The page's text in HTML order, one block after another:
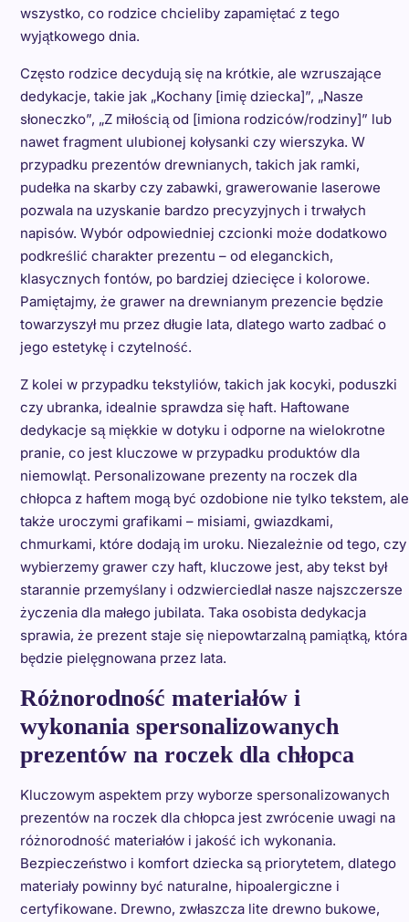
wszystko, co rodzice chcieliby zapamiętać z tego
wyjątkowego dnia.
Często rodzice decydują się na krótkie, ale wzruszające
dedykacje, takie jak „Kochany [imię dziecka]”, „Nasze
słoneczko”, „Z miłością od [imiona rodziców/rodziny]” lub
nawet fragment ulubionej kołysanki czy wierszyka. W
przypadku prezentów drewnianych, takich jak ramki,
pudełka na skarby czy zabawki, grawerowanie laserowe
pozwala na uzyskanie bardzo precyzyjnych i trwałych
napisów. Wybór odpowiedniej czcionki może dodatkowo
podkreślić charakter prezentu – od eleganckich,
klasycznych fontów, po bardziej dziecięce i kolorowe.
Pamiętajmy, że grawer na drewnianym prezencie będzie
towarzyszył mu przez długie lata, dlatego warto zadbać o
jego estetykę i czytelność.
Z kolei w przypadku tekstyliów, takich jak kocyki, poduszki
czy ubranka, idealnie sprawdza się haft. Haftowane
dedykacje są miękkie w dotyku i odporne na wielokrotne
pranie, co jest kluczowe w przypadku produktów dla
niemowląt. Personalizowane prezenty na roczek dla
chłopca z haftem mogą być ozdobione nie tylko tekstem, ale
także uroczymi grafikami – misiami, gwiazdkami,
chmurkami, które dodają im uroku. Niezależnie od tego, czy
wybierzemy grawer czy haft, kluczowe jest, aby tekst był
starannie przemyślany i odzwierciedlał nasze najszczersze
życzenia dla małego jubilata. Taka osobista dedykacja
sprawia, że prezent staje się niepowtarzalną pamiątką, która
będzie pielęgnowana przez lata.
Różnorodność materiałów i
wykonania spersonalizowanych
prezentów na roczek dla chłopca
Kluczowym aspektem przy wyborze spersonalizowanych
prezentów na roczek dla chłopca jest zwrócenie uwagi na
różnorodność materiałów i jakość ich wykonania.
Bezpieczeństwo i komfort dziecka są priorytetem, dlatego
materiały powinny być naturalne, hipoalergiczne i
certyfikowane. Drewno, zwłaszcza lite drewno bukowe,